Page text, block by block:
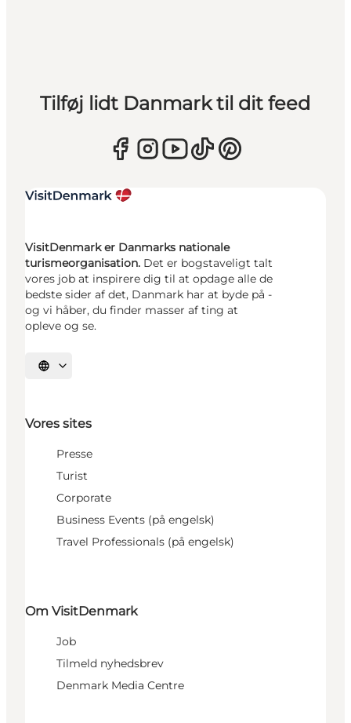
Tilføj lidt Danmark til dit feed
VisitDenmark er Danmarks nationale
turismeorganisation. Det er bogstaveligt talt
vores job at inspirere dig til at opdage alle de
bedste sider af det, Danmark har at byde på -
og vi håber, du finder masser af ting at
opleve og se.
Vælg sprog
Vores sites
Presse
Turist
Corporate
Business Events (på engelsk)
Travel Professionals (på engelsk)
Om VisitDenmark
Job
Tilmeld nyhedsbrev
Denmark Media Centre